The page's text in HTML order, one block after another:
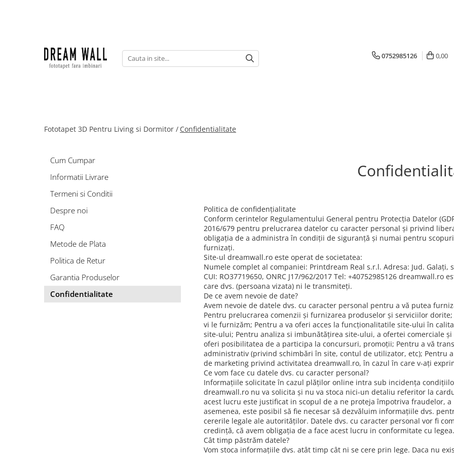
Fototapet 3D
0752985126 0,00
Fototapet 3D Pentru Living si Dormitor / Confidentialitate
Politica de confidențialitate
Conform cerintelor Regulamentului General pentru Protecția Datelor
2016/679 pentru prelucrarea datelor cu caracter personal și privind
obligația de a administra în condiții de siguranță și numai pentru
furnizați.
Site-ul dreamwall.ro este operat de societatea:
Numele complet al companiei: Printdream Real s.r.l. Adresa: Jud. Galați,
CUI: RO37719650, ONRC J17/962/2017 Tel: +40752985126
care dvs. (persoana vizata) ni le transmiteți.
De ce avem nevoie de date?
Avem nevoie de datele dvs. cu caracter personal pentru a vă putea
Pentru prelucrarea comenzii și furnizarea produselor și serviciilor
vi le furnizăm; Pentru a va oferi acces la funcționalitatile site-ului în
site-ului; Pentru analiza si imbunătățirea site-ului, a ofertei comerciale
oferi posibilitatea de a participa la concursuri, promoții; Pentru a vă
administrativ (privind schimbări în site, contul de utilizator, etc); Pentru
de marketing privind activitatea dreamwall.ro, în cazul în care v-ați
Ce vom face cu datele dvs. cu caracter personal?
Informațiile solicitate în cazul plăților online intra sub incidența
dreamwall.ro nu va solicita și nu va stoca nici-un detaliu referitor la
acest lucru este justificat in scopul de a ne proteja împotriva fraudelor,
asemenea, este posibil să fie necesar să dezvăluim informațiile dvs.
cererile legale ale autorităților. Datele dvs. cu caracter personal vor fi
credință, că avem obligația de a face acest lucru in conformitate cu legea.
Cât timp păstrăm datele?
Vom stoca informațiile dvs. atât timp cât ni se cere prin lege. Daca nu
Cum Cumpar
Informatii Livrare
Termeni si Conditii
Despre noi
FAQ
Metode de Plata
Politica de Retur
Garantia Produselor
Confidentialitate